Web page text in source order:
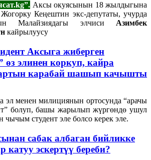
Аксы окуясынын 18 жылдыгына
Кеңештин экс-депутаты, учурда
Малайзиядагы элчиси Азимбек
кайрылуусу
Аксыга жиберген
өз элинен коркуп, кайра
карабай шашып качышты
эл менен милициянын ортосунда “арачы
болуп, башы жарылып жүргөндө ушул
чычым студент эле болсо керек эле.
сабак албаган бийликке
катуу эскертүү береби?